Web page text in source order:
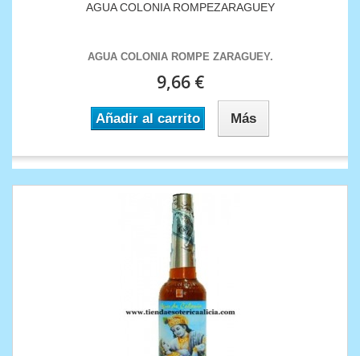
AGUA COLONIA ROMPEZARAGUEY
AGUA COLONIA ROMPE ZARAGUEY.
9,66 €
Añadir al carrito Más